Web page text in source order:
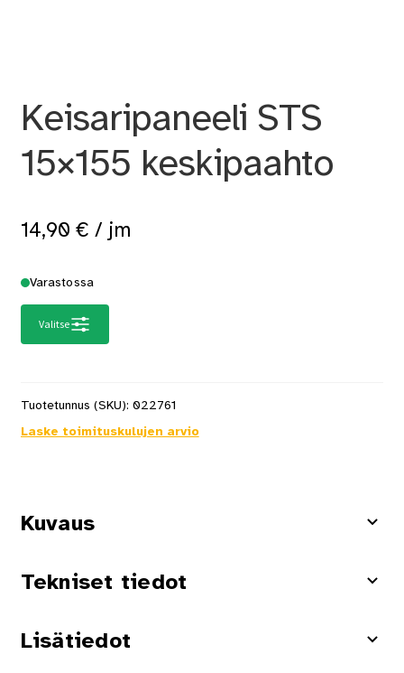
Keisaripaneeli STS
15×155 keskipaahto
14,90 € / jm
Varastossa
Valitse
Tuotetunnus (SKU): 022761
Laske toimituskulujen arvio
Kuvaus
Tekniset tiedot
Lisätiedot